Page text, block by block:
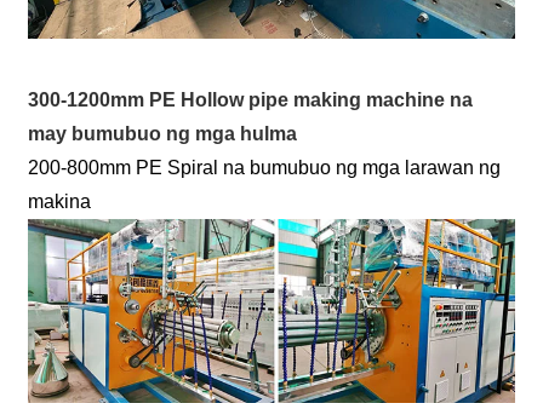
300-1200mm PE Hollow pipe making machine na
may bumubuo ng mga hulma
200-800mm PE Spiral na bumubuo ng mga larawan ng
makina